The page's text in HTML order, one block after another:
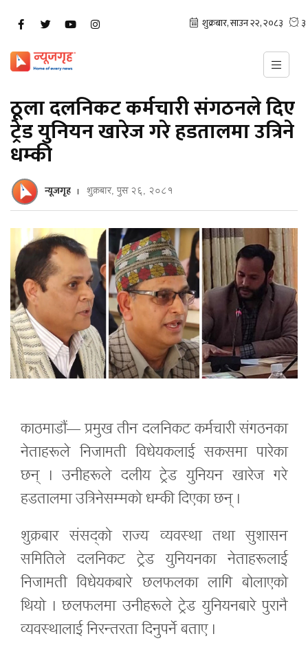
ठूला दलनिकट कर्मचारी संगठनले दिए
ट्रेड युनियन खारेज गरे हडतालमा उत्रिने
धम्की
न्यूजगृह शुक्रबार, पुस २६, २०८१
काठमाडौं— प्रमुख तीन दलनिकट कर्मचारी संगठनका
नेताहरूले निजामती विधेयकलाई सकसमा पारेका
छन् । उनीहरूले दलीय ट्रेड युनियन खारेज गरे
हडतालमा उत्रिनेसम्मको धम्की दिएका छन् ।
शुक्रबार संसद्को राज्य व्यवस्था तथा सुशासन
समितिले दलनिकट ट्रेड युनियनका नेताहरूलाई
निजामती विधेयकबारे छलफलका लागि बोलाएको
थियो । छलफलमा उनीहरूले ट्रेड युनियनबारे पुरानै
व्यवस्थालाई निरन्तरता दिनुपर्ने बताए ।